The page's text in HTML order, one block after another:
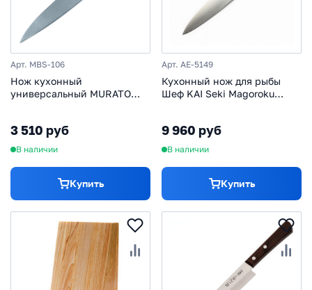
Арт. MBS-106
Нож кухонный
универсальный MURATO
3 510 руб
В наличии
Купить
Арт. AE-5149
Кухонный нож для рыбы
Шеф KAI Seki Magoroku
9 960 руб
В наличии
Купить